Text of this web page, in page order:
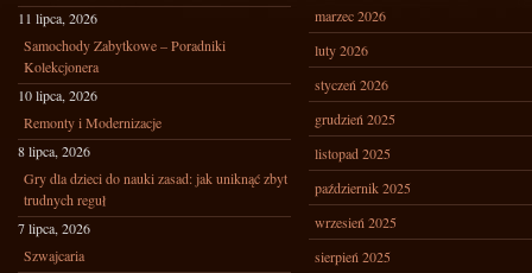
11 lipca, 2026
Samochody Zabytkowe – Poradniki
Kolekcjonera
10 lipca, 2026
Remonty i Modernizacje
8 lipca, 2026
Gry dla dzieci do nauki zasad: jak uniknąć zbyt
trudnych reguł
7 lipca, 2026
Szwajcaria
marzec 2026
luty 2026
styczeń 2026
grudzień 2025
listopad 2025
październik 2025
wrzesień 2025
sierpień 2025